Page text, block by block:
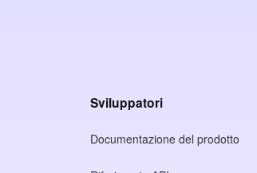
Sviluppatori
Documentazione del prodotto